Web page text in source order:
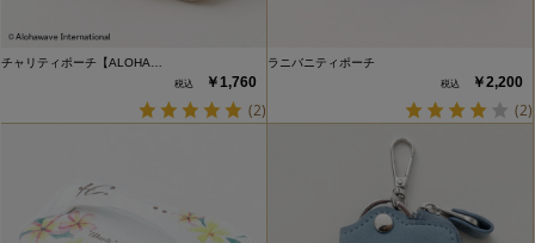
チャリティポーチ【ALOHA…
￥1,760
(2)
ラニバニティポーチ
￥2,200
(2)